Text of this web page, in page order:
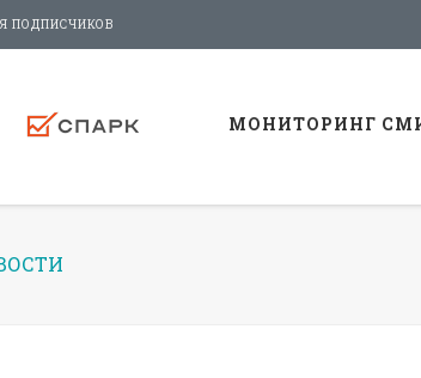
ПОДПИСЧИКОВ
МОНИТОРИНГ